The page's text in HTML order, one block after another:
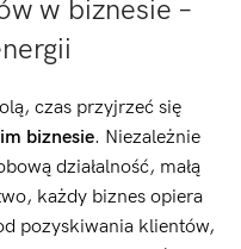
w biznesie –
czas przyjrzeć się
biznesie. Niezależnie
działalność, małą
każdy biznes opiera
pozyskiwania klientów,